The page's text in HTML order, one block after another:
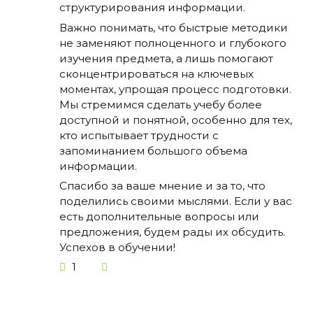
структурирования информации.
Важно понимать, что быстрые методики
не заменяют полноценного и глубокого
изучения предмета, а лишь помогают
сконцентрироваться на ключевых
моментах, упрощая процесс подготовки.
Мы стремимся сделать учебу более
доступной и понятной, особенно для тех,
кто испытывает трудности с
запоминанием большого объема
информации.
Спасибо за ваше мнение и за то, что
поделились своими мыслями. Если у вас
есть дополнительные вопросы или
предложения, будем рады их обсудить.
Успехов в обучении!
1